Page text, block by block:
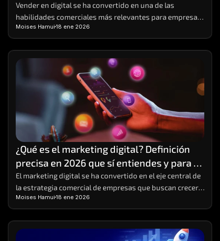
Vender en digital se ha convertido en una de las
habilidades comerciales más relevantes para empresas
y emprendedores que buscan crecimiento sostenible
Moises Hamui 18 ene 2026
¿Qué es el marketing digital? Definición
precisa en 2026 que sí entiendes y para
poner en práctica
El marketing digital se ha convertido en el eje central de
la estrategia comercial de empresas que buscan crecer
Moises Hamui 18 ene 2026